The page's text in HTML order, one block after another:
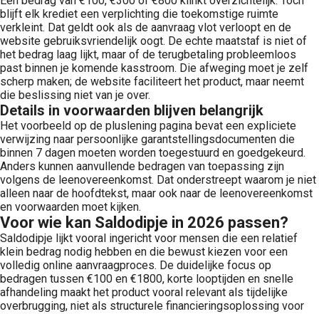
blijft elk krediet een verplichting die toekomstige ruimte
verkleint. Dat geldt ook als de aanvraag vlot verloopt en de
website gebruiksvriendelijk oogt. De echte maatstaf is niet of
het bedrag laag lijkt, maar of de terugbetaling probleemloos
past binnen je komende kasstroom. Die afweging moet je zelf
scherp maken; de website faciliteert het product, maar neemt
die beslissing niet van je over.
Details in voorwaarden blijven belangrijk
Het voorbeeld op de pluslening pagina bevat een expliciete
verwijzing naar persoonlijke garantstellingsdocumenten die
binnen 7 dagen moeten worden toegestuurd en goedgekeurd.
Anders kunnen aanvullende bedragen van toepassing zijn
volgens de leenovereenkomst. Dat onderstreept waarom je niet
alleen naar de hoofdtekst, maar ook naar de leenovereenkomst
en voorwaarden moet kijken.
Voor wie kan Saldodipje in 2026 passen?
Saldodipje lijkt vooral ingericht voor mensen die een relatief
klein bedrag nodig hebben en die bewust kiezen voor een
volledig online aanvraagproces. De duidelijke focus op
bedragen tussen €100 en €1800, korte looptijden en snelle
afhandeling maakt het product vooral relevant als tijdelijke
overbrugging, niet als structurele financieringsoplossing voor